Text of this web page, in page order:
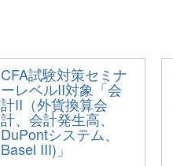
CFA試験対策セミナ
ーレベルII対象「会
計II（外貨換算会
計、会計発生高、
DuPontシステム、
Basel III​)」